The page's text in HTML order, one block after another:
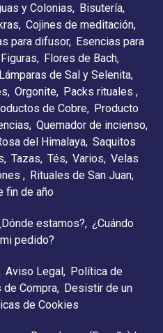
y Colonias
Bisutería
Cojines de meditación
para difusor Esencias para
Figuras
Flores de Bach
Lámparas de Sal y Selenita
Orgonite Packs rituales
de Cobre Producto
Quemador de incienso
del Himalaya Saquitos
Tazas Tés Varios Velas
Rituales de San Juan
fin de año
estamos?
¿Cuándo
pedido?
Aviso Legal
Política de
de Compra
Desistir de un
de Cookies